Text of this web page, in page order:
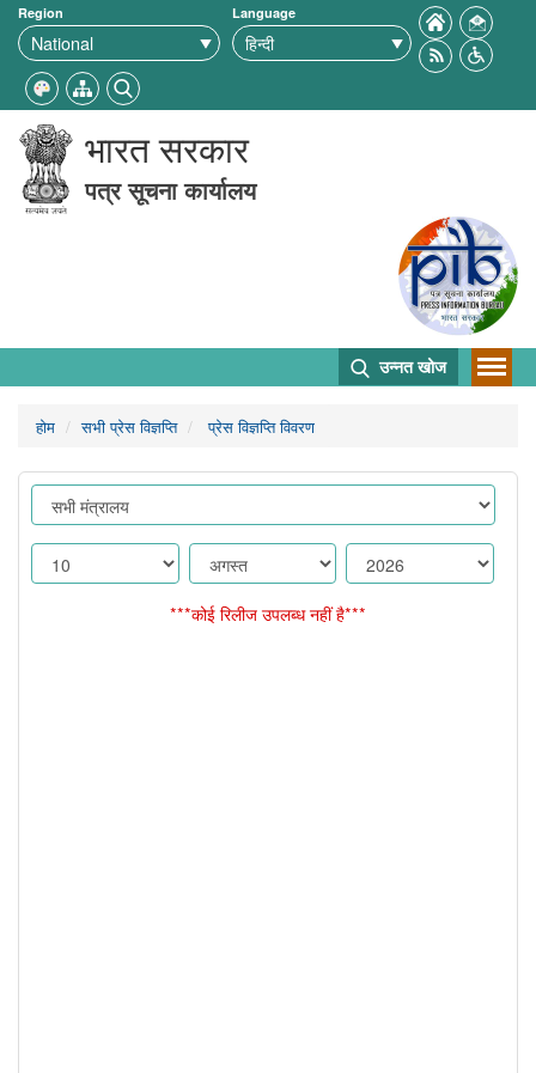
Region Language
भारत सरकार
पत्र सूचना कार्यालय
उन्नत खोज
होम सभी प्रेस विज्ञप्ति प्रेस विज्ञप्ति विवरण
***कोई रिलीज उपलब्ध नहीं है***